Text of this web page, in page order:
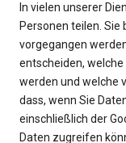
In vielen unserer
Personen teilen. Sie
vorgegangen
entscheiden,
werden und welche
dass, wenn Sie
einschließlich der
Daten zugreifen